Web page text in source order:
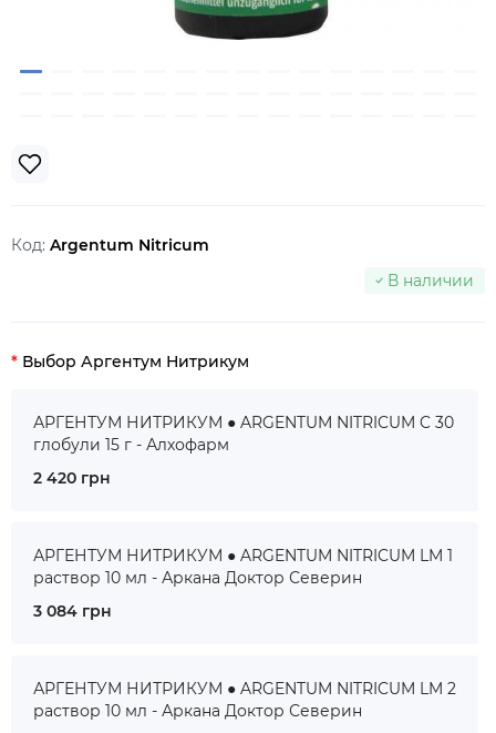
Код: Argentum Nitricum
В наличии
Выбор Аргентум Нитрикум
АРГЕНТУМ НИТРИКУМ ● ARGENTUM NITRICUM C 30
глобули 15 г - Алхофарм
2 420 грн
АРГЕНТУМ НИТРИКУМ ● ARGENTUM NITRICUM LM 1
раствор 10 мл - Аркана Доктор Северин
3 084 грн
АРГЕНТУМ НИТРИКУМ ● ARGENTUM NITRICUM LM 2
раствор 10 мл - Аркана Доктор Северин